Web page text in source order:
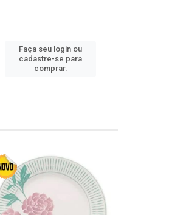
Faça seu login ou
cadastre-se para
comprar.